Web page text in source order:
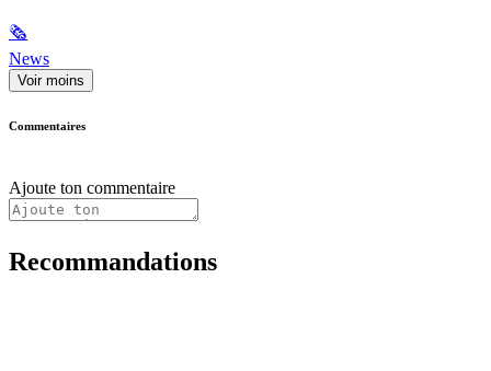
🗞
News
Voir moins
Commentaires
Ajoute ton commentaire
Recommandations